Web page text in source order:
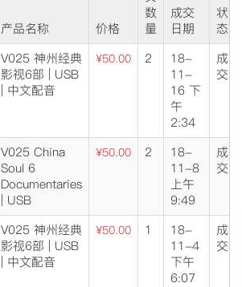
产品名称 价格
数
量
成交
日期
状
态
V025 神州经典
影视6部 | USB
| 中文配音
¥50.00 2
18-
11-
16 下
午
2:34
成
交
V025 China
Soul 6
Documentaries
| USB
¥50.00 2
18-
11-8
上午
9:49
成
交
V025 神州经典
影视6部 | USB
| 中文配音
¥50.00 1
18-
11-4
下午
6:07
成
交